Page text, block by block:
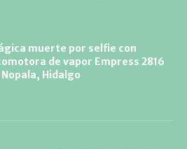
muerte por selfie con
de vapor Empress 2816
Nopala, Hidalgo